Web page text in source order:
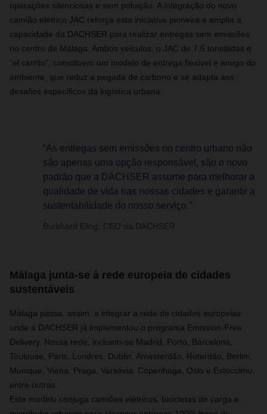
operações silenciosas e sem poluição. A integração do novo
camião elétrico JAC reforça esta iniciativa pioneira e amplia a
capacidade da DACHSER para realizar entregas sem emissões
no centro de Málaga. Ambos veículos, o JAC de 7,5 toneladas e
"el carrito”, constituem um modelo de entrega flexível e amigo do
ambiente, que reduz a pegada de carbono e se adapta aos
desafios específicos da logística urbana.
“As entregas sem emissões no centro urbano não
são apenas uma opção responsável, são o novo
padrão que a DACHSER assume para melhorar a
qualidade de vida nas nossas cidades e garantir a
sustentabilidade do nosso serviço.”
Burkhard Eling, CEO da DACHSER
Málaga junta-se à rede europeia de cidades
sustentáveis
Málaga passa, assim, a integrar a rede de cidades europeias
onde a DACHSER já implementou o programa Emission-Free
Delivery. Nessa rede, incluem-se Madrid, Porto, Barcelona,
Toulouse, Paris, Londres, Dublin, Amesterdão, Roterdão, Berlim,
Munique, Viena, Praga, Varsóvia, Copenhaga, Oslo e Estocolmo,
entre outras.
Este modelo conjuga camiões elétricos, bicicletas de carga e